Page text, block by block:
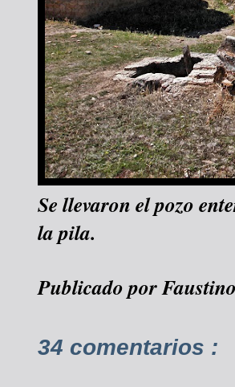
Se llevaron el pozo
la pila.
Publicado por
34 comentarios :